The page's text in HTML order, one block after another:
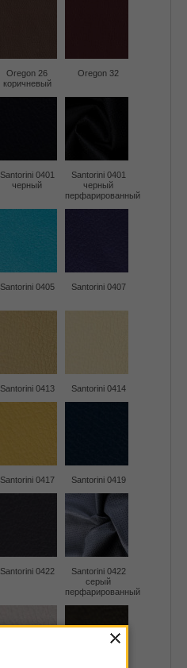
Oregon 26
коричневый
Oregon 32
Santorini 0401
черный
Santorini 0401
черный
перфарированный
Santorini 0405 Santorini 0407
Santorini 0413 Santorini 0414
Santorini 0417 Santorini 0419
Santorini 0422
Santorini 0422
серый
перфарированный